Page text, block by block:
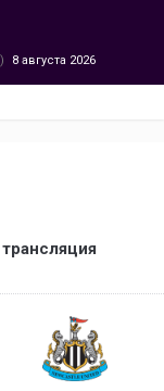
8 августа 2026